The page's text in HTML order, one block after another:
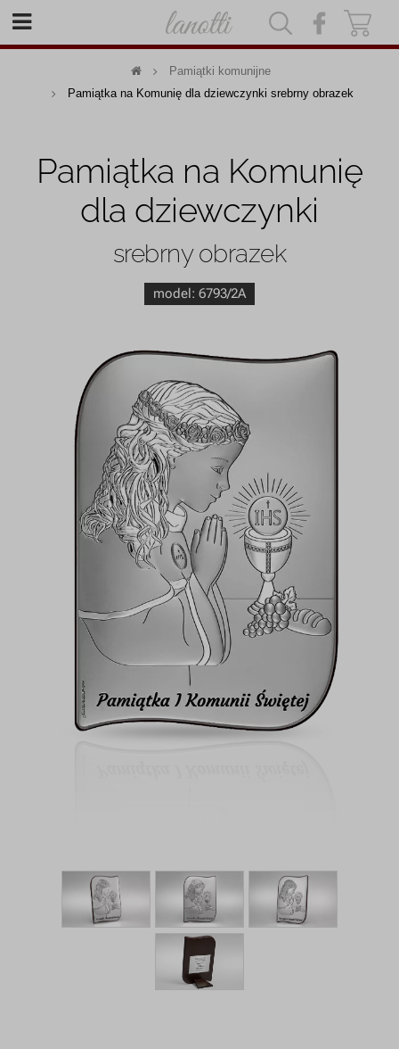
Pamiątki komunijne
Pamiątka na Komunię dla dziewczynki srebrny obrazek
Pamiątka na Komunię
dla dziewczynki
srebrny obrazek
model: 6793/2A